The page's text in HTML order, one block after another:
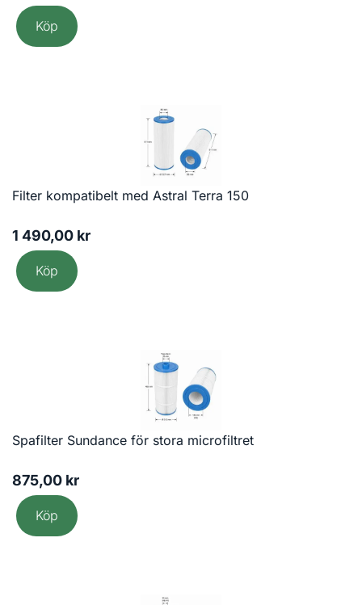
Köp
Filter kompatibelt med Astral Terra 150
1 490,00 kr
Köp
Spafilter Sundance för stora microfiltret
875,00 kr
Köp